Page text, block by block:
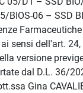
BIOS-06 – SSD
sensi dell'art.
versione
dal D.L. 36/
Gina